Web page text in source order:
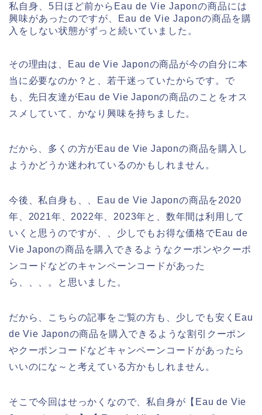
私自身、5日ほど前からEau de Vie Japonの商品には
興味があったのですが、Eau de Vie Japonの商品を購
入をしない状態がずっと続いていました。
その理由は、Eau de Vie Japonの商品が今の自分に本
当に必要なのか？と、若干迷っていたからです。で
も、先日友達がEau de Vie Japonの商品のことをオス
スメしていて、かなり興味を持ちました。
だから、多くの方がEau de Vie Japonの商品を購入し
ようかどうか迷われているのかもしれません。
今後、私自身も、、Eau de Vie Japonの商品を2020
年、2021年、2022年、2023年と、数年間は利用して
いくと思うのですが、、少しでもお得な価格でEau de
Vie Japonの商品を購入できるようなクーポンやクーポ
ンコードなどのキャンペーンコードがあった
ら、、、。と思いました。
だから、こちらの記事をご覧の方も、少しでも安くEau
de Vie Japonの商品を購入できるような割引クーポン
やクーポンコードなどキャンペーンコードがあったら
いいのにな～と考えている方かもしれません。
そこで今回はせっかくなので、私自身が【Eau de Vie